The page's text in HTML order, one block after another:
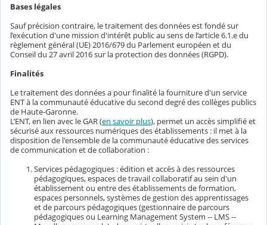
Bases légales
Sauf précision contraire, le traitement des données est fondé sur
l’exécution d'une mission d'intérêt public au sens de l’article 6.1.e du
règlement général (UE) 2016/679 du Parlement européen et du
Conseil du 27 avril 2016 sur la protection des données (RGPD).
Finalités
Le traitement des données a pour finalité la fourniture d'un service
ENT à la communauté éducative du second degré des collèges publics
de Haute-Garonne.
L’ENT, en lien avec le GAR (en savoir plus), permet un accès simplifié et
sécurisé aux ressources numériques des établissements : il met à la
disposition de l'ensemble de la communauté éducative des services
de communication et de collaboration :
Services pédagogiques : édition et accès à des ressources
pédagogiques, espaces de travail collaboratif au sein d'un
établissement ou entre des établissements de formation,
espaces personnels, systèmes de gestion des apprentissages
et de parcours pédagogiques (gestionnaire de parcours
pédagogiques ou Learning Management System -- LMS --